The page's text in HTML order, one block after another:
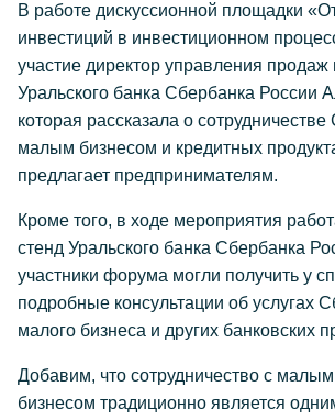
В работе дискуссионной площадки
инвестиций в инвестиционном
участие директор управления
Уральского банка Сбербанка России
которая рассказала о
малым бизнесом и кредитных
предлагает предпринимателям.
Кроме того, в ходе мероприятия
стенд Уральского банка Сбербанка
участники форума могли получить у
подробные консультации об услугах
малого бизнеса и других банковских
Добавим, что сотрудничество с
бизнесом традиционно является